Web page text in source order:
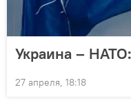
Украина –
27 апреля, 18:18